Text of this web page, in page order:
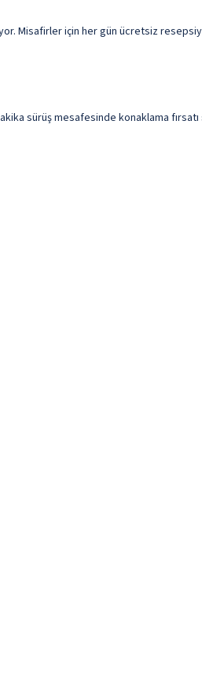
Misafirler için her gün ücretsiz
sürüş mesafesinde konaklama